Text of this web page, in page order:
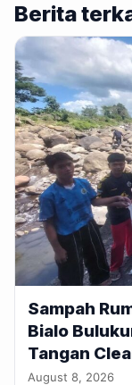
Berita
Sampah
Bialo
Tangan
August 8, 2026